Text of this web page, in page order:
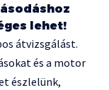
lehet!
átvizsgálást.
és a motor
észlelünk,